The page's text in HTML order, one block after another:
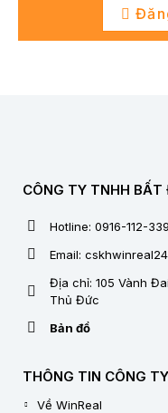
CÔNG TY TNHH BẤT
Hotline: 0916-112-339
Email:
Địa chỉ: 105 Vành
Thủ Đức
Bản đồ
THÔNG TIN CÔNG TY
Về WinReal